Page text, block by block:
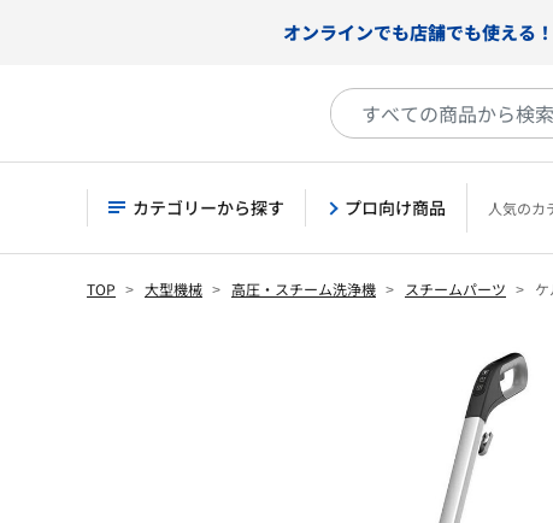
オンラインでも店舗でも使える
カテゴリーから探す プロ向け商品 人気のカ
TOP 大型機械 高圧・スチーム洗浄機 スチームパーツ